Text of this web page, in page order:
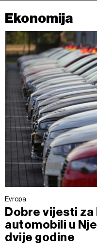
Ekonomija
Evropa
Dobre vijesti za
automobili u
dvije godine